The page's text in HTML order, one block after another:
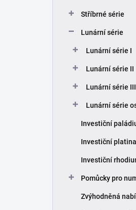
Stříbrné série
Lunární série
Lunární série I
Lunární série II
Lunární série III
Lunární série
Investiční
Investiční platina
Investiční
Pomůcky pro
Zvýhodněná